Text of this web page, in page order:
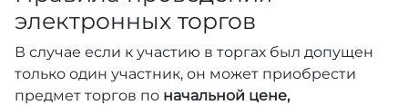
электронных торгов
В случае если к участию в торгах был допущен
только один участник, он может приобрести
предмет торгов по начальной цене,